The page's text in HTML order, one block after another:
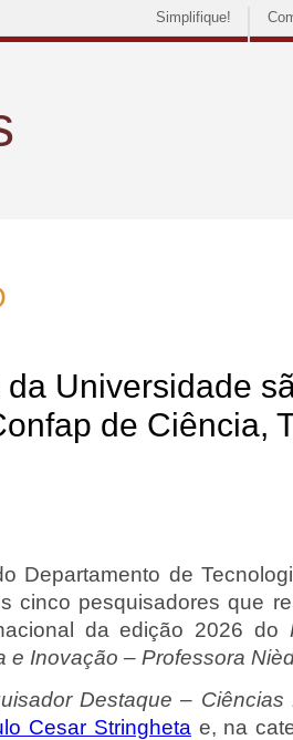
Simplifique!
da Universidade
de Ciência,
Departamento de
cinco pesquisadores que
da edição 2026 do
e Inovação – Professora
Destaque – Ciências
Cesar Stringheta e, na